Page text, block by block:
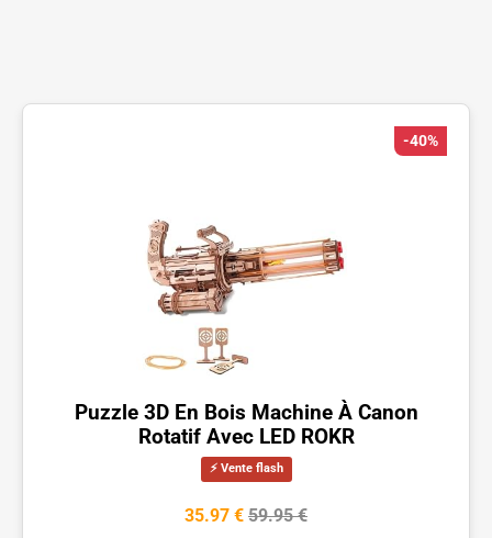
-40%
Puzzle 3D En Bois Machine À Canon
Rotatif Avec LED ROKR
⚡ Vente flash
35.97 € 59.95 €